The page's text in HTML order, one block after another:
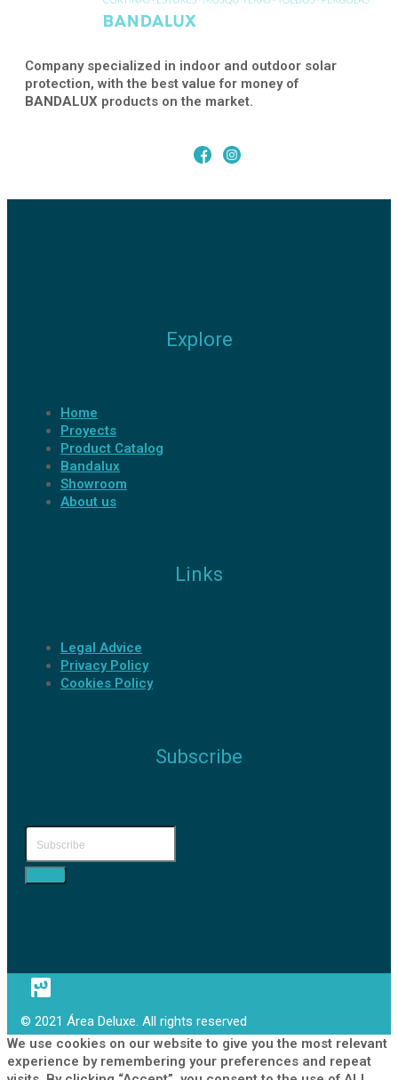
Company specialized in indoor and outdoor solar
protection, with the best value for money of
BANDALUX products on the market.
Explore
Home
Proyects
Product Catalog
Bandalux
Showroom
About us
Links
Legal Advice
Privacy Policy
Cookies Policy
Subscribe
© 2021 Área Deluxe. All rights reserved
We use cookies on our website to give you the most relevant
experience by remembering your preferences and repeat